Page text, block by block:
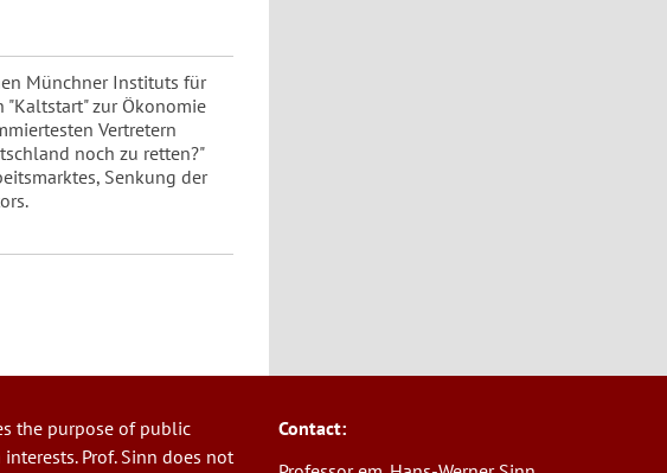
Münchner Instituts für
"Kaltstart" zur Ökonomie
Vertretern
noch zu retten?"
Senkung der
the purpose of public
Prof. Sinn does not
Contact: